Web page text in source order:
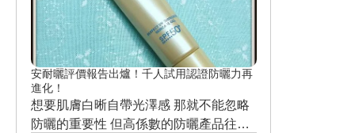
絲髮絲也不至於會大打結
0矽靈潤髮滲透精華又稱綠皇后 添加4種
天然植萃油：荷荷芭油、摩洛哥堅果
油、深海兩節薺籽油、橄欖油
質地是厚實的乳霜狀 所以能很好附著在
已經濕潤的髮絲上 在髮尾停留30秒後沖
洗
因為0矽靈的關係也能順勢滋潤一下 平日
鮮少照顧到頭頂的髮絲
安耐曬評價報告出爐！千人試用認證防曬力再
進化！
想要肌膚白晰自帶光澤感 那就不能忽略
防曬的重要性 但高係數的防曬產品往往